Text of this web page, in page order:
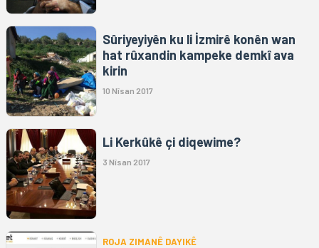
Sûriyeyiyên ku li İzmirê konên wan
hat rûxandin kampeke demkî ava
kirin
10 Nîsan 2017
Li Kerkûkê çi diqewime?
3 Nîsan 2017
ROJA ZIMANÊ DAYIKÊ